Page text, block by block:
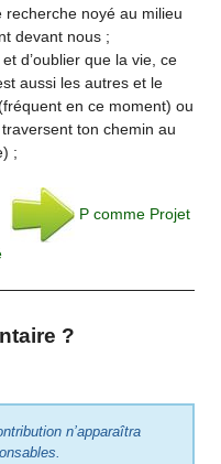
recherche noyé au milieu
devant nous ;
d’oublier que la vie, ce
aussi les autres et le
en ce moment) ou
ton chemin au
;
P comme Projet
?
n’apparaîtra